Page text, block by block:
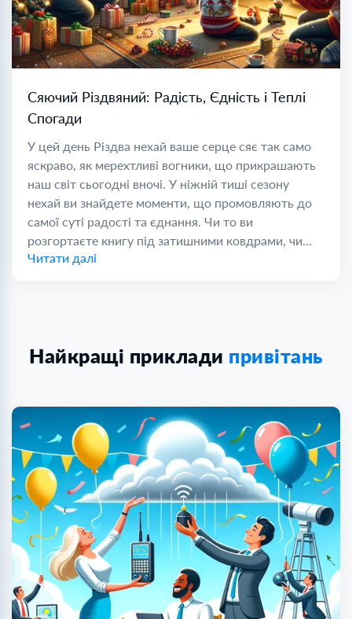
Сяючий Різдвяний: Радість, Єдність і Теплі
Спогади
У цей день Різдва нехай ваше серце сяє так само
яскраво, як мерехтливі вогники, що прикрашають
наш світ сьогодні вночі. У ніжній тиші сезону
нехай ви знайдете моменти, що промовляють до
самої суті радості та єднання. Чи то ви
розгортаєте книгу під затишними ковдрами, чи...
Читати далі
Найкращі приклади привітань